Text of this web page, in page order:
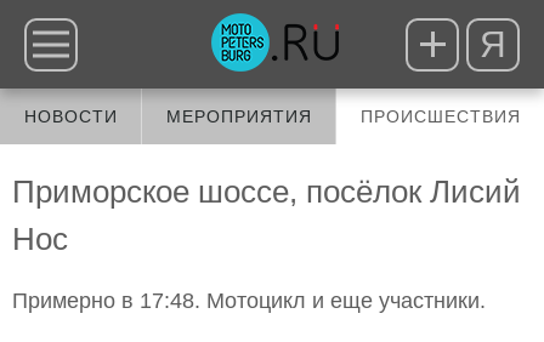
Я
НОВОСТИ МЕРОПРИЯТИЯ ПРОИСШЕСТВИЯ
Приморское шоссе, посёлок Лисий
Нос
Примерно в 17:48. Мотоцикл и еще участники.